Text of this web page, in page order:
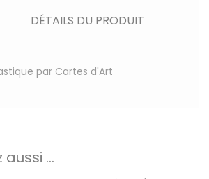
DÉTAILS DU PRODUIT
par Cartes d'Art
...